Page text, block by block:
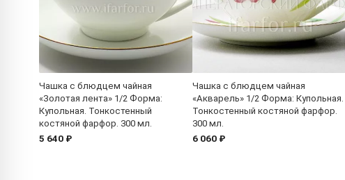
Чашка с блюдцем чайная
«Золотая лента» 1/2 Форма:
Купольная. Тонкостенный
костяной фарфор. 300 мл.
5 640 ₽
Чашка с блюдцем чайная
«Акварель» 1/2 Форма: Купольная.
Тонкостенный костяной фарфор.
300 мл.
6 060 ₽